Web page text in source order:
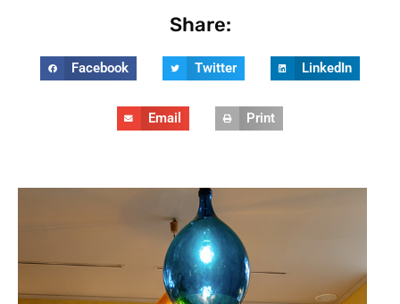
Share:
Facebook Twitter LinkedIn
Email Print